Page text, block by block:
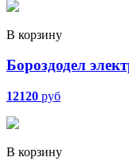
В корзину
Бороздодел
12120 руб
В корзину